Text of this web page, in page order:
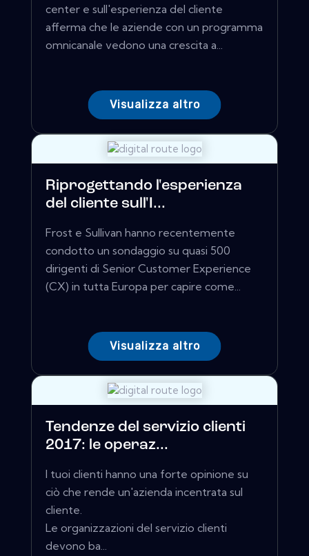
center e sull'esperienza del cliente
afferma che le aziende con un programma
omnicanale vedono una crescita a...
Visualizza altro
Riprogettando l'esperienza
del cliente sull'I...
Frost e Sullivan hanno recentemente
condotto un sondaggio su quasi 500
dirigenti di Senior Customer Experience
(CX) in tutta Europa per capire come...
Visualizza altro
Tendenze del servizio clienti
2017: le operaz...
I tuoi clienti hanno una forte opinione su
ciò che rende un'azienda incentrata sul
cliente.
Le organizzazioni del servizio clienti
devono ba...